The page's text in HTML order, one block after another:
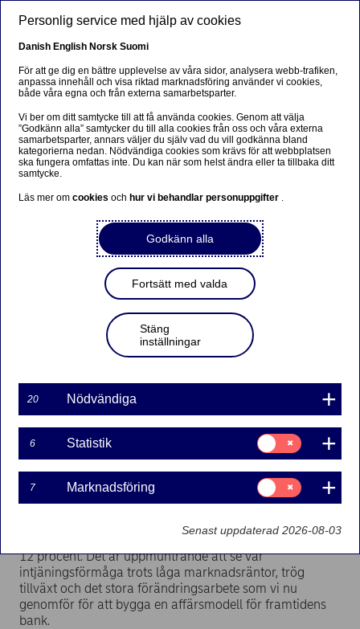
Anteeksi...
Sivua ei ole saatavilla suomeksi
Pysy sivulla|Siirry aiheeseen liittyvälle
Delårsrapport för första
kvartalet 2012
Regulatoriskt pressmeddelande | 2012-04-24 06:55
Vd Christian Clausens kommentar till rapporten:
– Nordeas starka affärsutveckling fortsätter. Vi
välkomnade 22 000 nya relationskunder till Nordea,
våra nya appar mer än fördubblade antalet aktiva
mobilbankskunder och vi stärkte vår ställning som den
marknadsledande banken för Nordens största
företagskunder.
Lönsamheten ligger på en fortsatt hög nivå och
avkastningen på eget kapital ligger strax under
12 procent. Det är uppmuntrande att se vår
intjäningsförmåga trots låga marknadsräntor, trög
tillväxt och det stora förändringsarbete som vi nu
genomför för att bygga en affärsmodell för framtidens
bank.
Personlig service med hjälp av cookies
Danish English Norsk Suomi
För att ge dig en bättre upplevelse av våra sidor, analysera webb-trafiken,
anpassa innehåll och visa riktad marknadsföring använder vi cookies,
både våra egna och från externa samarbetsparter.
Vi ber om ditt samtycke till att få använda cookies. Genom att välja
”Godkänn alla” samtycker du till alla cookies från oss och våra externa
samarbetsparter, annars väljer du själv vad du vill godkänna bland
kategorierna nedan. Nödvändiga cookies som krävs för att webbplatsen
ska fungera omfattas inte. Du kan när som helst ändra eller ta tillbaka ditt
samtycke.
Läs mer omcookiesoch hur vi behandlar personuppgifter .
Godkänn alla
Fortsätt med valda
Stäng
inställningar
20 Nödvändiga
6 Statistik
Samtycke
för:
Statistik
7 Marknadsföring
Samtycke
för:
Marknadsföring
Senast uppdaterad 2026-08-03